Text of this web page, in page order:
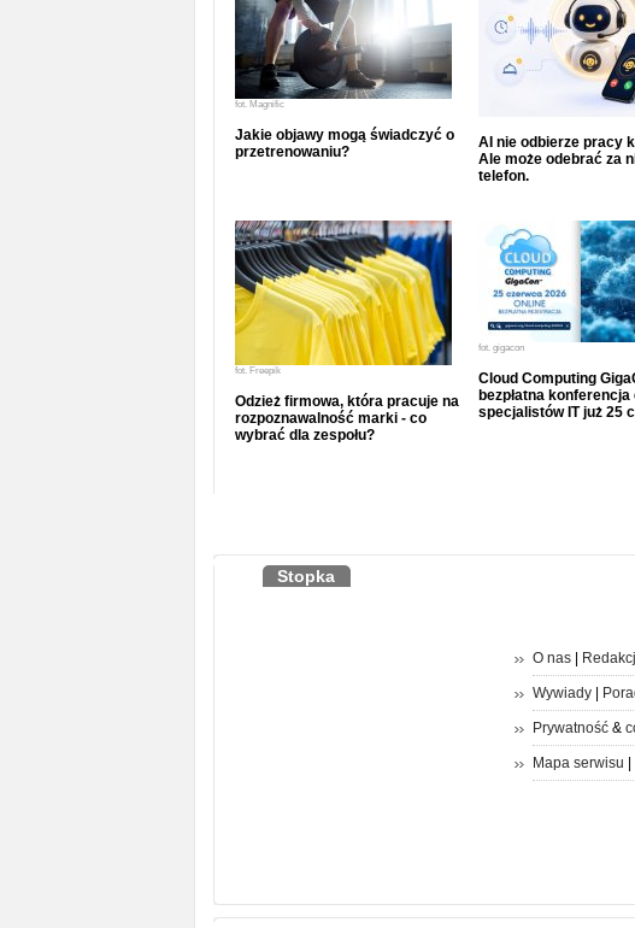
fot. Magnific
Jakie objawy mogą świadczyć o
przetrenowaniu?
AI nie odbierze pracy
Ale może odebrać za
telefon.
fot. Freepik
Odzież firmowa, która pracuje na
rozpoznawalność marki - co
wybrać dla zespołu?
fot. gigacon
Cloud Computing
bezpłatna konferencja
specjalistów IT już 25
Stopka
O nas|
Wywiady|
Prywatność&
Mapa serwisu